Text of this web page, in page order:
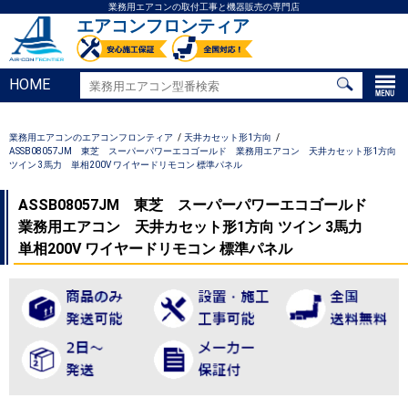
業務用エアコンの取付工事と機器販売の専門店
エアコンフロンティア
HOME
業務用エアコンのエアコンフロンティア
天井カセット形1方向
ASSB08057JM 東芝 スーパーパワーエコゴールド 業務用エアコン 天井カセット形1方向
ツイン 3馬力 単相200V ワイヤードリモコン 標準パネル
ASSB08057JM 東芝 スーパーパワーエコゴールド
業務用エアコン 天井カセット形1方向 ツイン 3馬力
単相200V ワイヤードリモコン 標準パネル